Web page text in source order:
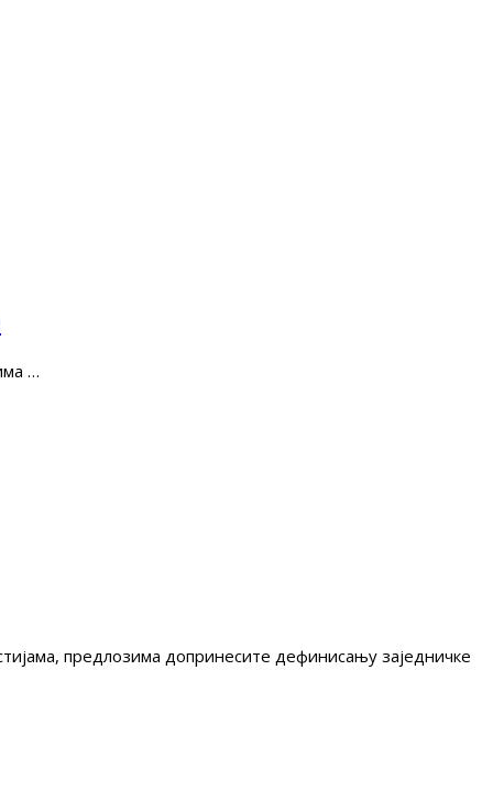
…
предлозима допринесите дефинисању заједничке